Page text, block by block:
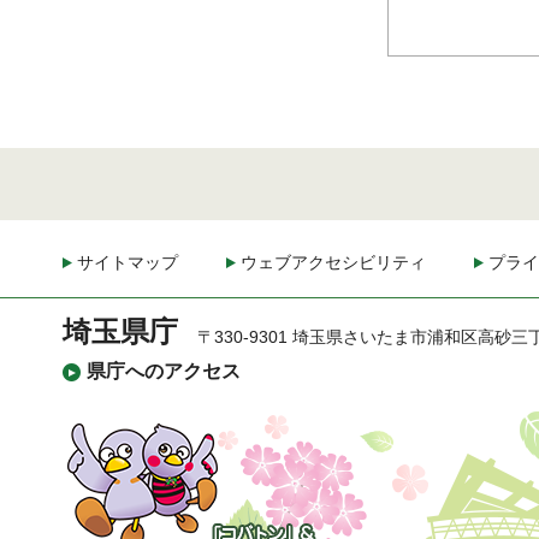
サイトマップ ウェブアクセシビリティ プラ
埼玉県庁
県庁へのアクセス
〒330-9301 埼玉県さいたま市浦和区高砂三